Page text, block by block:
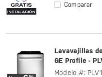
Comparar
Lavavajillas
GE Profile -
Modelo #: